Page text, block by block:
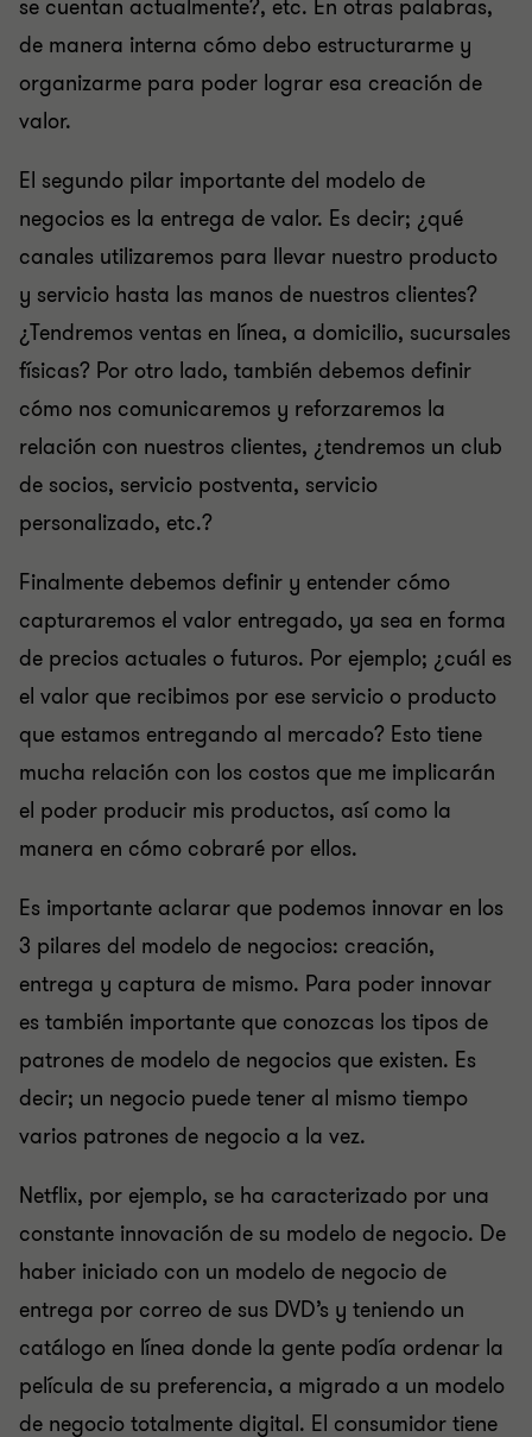
se cuentan actualmente?, etc. En otras palabras,
de manera interna cómo debo estructurarme y
organizarme para poder lograr esa creación de
valor.
El segundo pilar importante del modelo de
negocios es la entrega de valor. Es decir; ¿qué
canales utilizaremos para llevar nuestro producto
y servicio hasta las manos de nuestros clientes?
¿Tendremos ventas en línea, a domicilio, sucursales
físicas? Por otro lado, también debemos definir
cómo nos comunicaremos y reforzaremos la
relación con nuestros clientes, ¿tendremos un club
de socios, servicio postventa, servicio
personalizado, etc.?
Finalmente debemos definir y entender cómo
capturaremos el valor entregado, ya sea en forma
de precios actuales o futuros. Por ejemplo; ¿cuál es
el valor que recibimos por ese servicio o producto
que estamos entregando al mercado? Esto tiene
mucha relación con los costos que me implicarán
el poder producir mis productos, así como la
manera en cómo cobraré por ellos.
Es importante aclarar que podemos innovar en los
3 pilares del modelo de negocios: creación,
entrega y captura de mismo. Para poder innovar
es también importante que conozcas los tipos de
patrones de modelo de negocios que existen. Es
decir; un negocio puede tener al mismo tiempo
varios patrones de negocio a la vez.
Netflix, por ejemplo, se ha caracterizado por una
constante innovación de su modelo de negocio. De
haber iniciado con un modelo de negocio de
entrega por correo de sus DVD’s y teniendo un
catálogo en línea donde la gente podía ordenar la
película de su preferencia, a migrado a un modelo
de negocio totalmente digital. El consumidor tiene